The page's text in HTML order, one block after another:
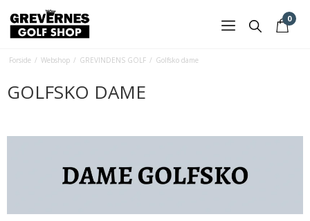
0
Forside / Webshop / GREVINDENS GOLF / Golfsko dame
GOLFSKO DAME